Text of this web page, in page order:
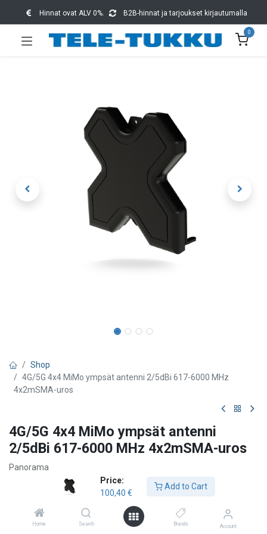
Price:
100,40 €
Add to Cart
Home Search Brands Account
Hinnat ovat ALV 0%. B2B-hinnat ja tarjoukset kirjautumalla
0
Shop
4G/5G 4x4 MiMo ympsät antenni 2/5dBi 617-6000 MHz
4x2mSMA-uros
4G/5G 4x4 MiMo ympsät antenni
2/5dBi 617-6000 MHz 4x2mSMA-uros
Panorama
4x4 MiMo -antenni 5G- ja 4G-verkoille
Erittäin laajakaistainen: 617–960 / 1427–6000 MHz
Pöytä-, ikkuna- tai seinäkiinnitys
Monipuoliset asennusmahdollisuudet – sisältää integroidun